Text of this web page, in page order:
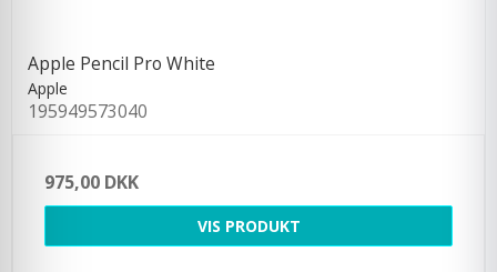
Apple Pencil Pro White
Apple
195949573040
975,00 DKK
VIS PRODUKT